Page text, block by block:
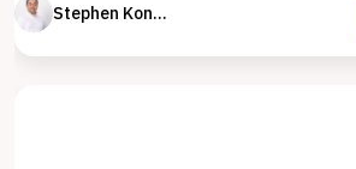
Stephen Konsultan Properti